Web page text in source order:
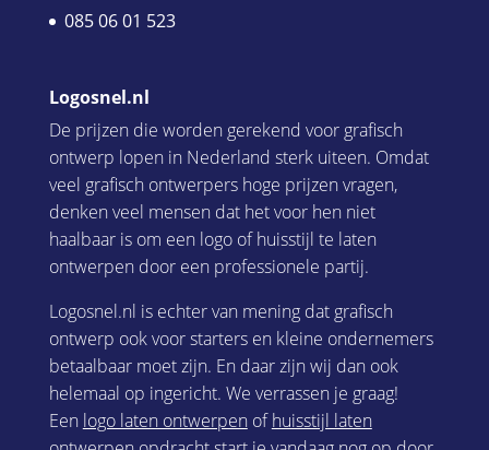
085 06 01 523
Logosnel.nl
De prijzen die worden gerekend voor grafisch
ontwerp lopen in Nederland sterk uiteen. Omdat
veel grafisch ontwerpers hoge prijzen vragen,
denken veel mensen dat het voor hen niet
haalbaar is om een logo of huisstijl te laten
ontwerpen door een professionele partij.
Logosnel.nl is echter van mening dat grafisch
ontwerp ook voor starters en kleine ondernemers
betaalbaar moet zijn. En daar zijn wij dan ook
helemaal op ingericht. We verrassen je graag!
Een logo laten ontwerpenofhuisstijl laten